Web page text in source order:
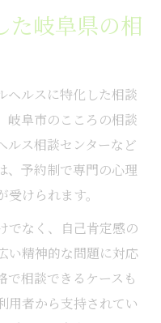
た岐阜県の相
ヘルスに特化した相談
岐阜市のこころの相談
ルス相談センターなど
、予約制で専門の心理
けられます。
でなく、自己肯定感の
い精神的な問題に対応
で相談できるケースも
用者から支持されてい